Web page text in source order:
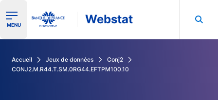
Ouvrir le menu de navigation
MENU Webstat
Accueil Jeux de données
Conj2
CONJ2.M.R44.T.SM.0RG44.EFTPM100.10